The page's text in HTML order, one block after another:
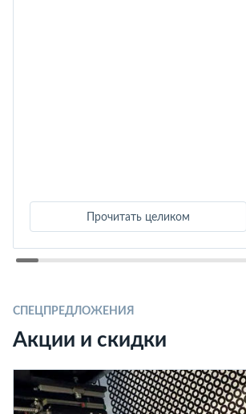
Прочитать целиком
СПЕЦПРЕДЛОЖЕНИЯ
Акции и скидки